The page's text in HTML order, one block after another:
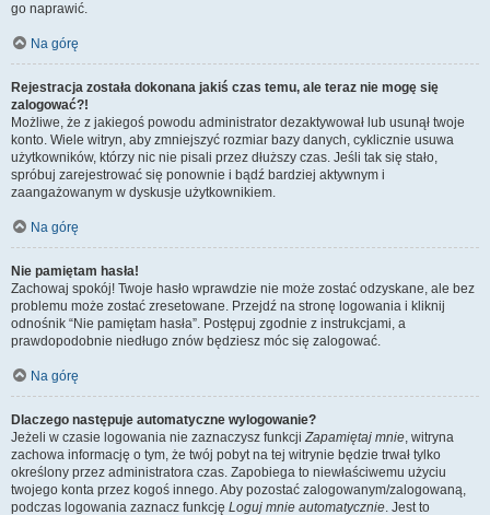
go naprawić.
Na górę
Rejestracja została dokonana jakiś czas temu, ale teraz nie mogę się
zalogować?!
Możliwe, że z jakiegoś powodu administrator dezaktywował lub usunął twoje
konto. Wiele witryn, aby zmniejszyć rozmiar bazy danych, cyklicznie usuwa
użytkowników, którzy nic nie pisali przez dłuższy czas. Jeśli tak się stało,
spróbuj zarejestrować się ponownie i bądź bardziej aktywnym i
zaangażowanym w dyskusje użytkownikiem.
Na górę
Nie pamiętam hasła!
Zachowaj spokój! Twoje hasło wprawdzie nie może zostać odzyskane, ale bez
problemu może zostać zresetowane. Przejdź na stronę logowania i kliknij
odnośnik “Nie pamiętam hasła”. Postępuj zgodnie z instrukcjami, a
prawdopodobnie niedługo znów będziesz móc się zalogować.
Na górę
Dlaczego następuje automatyczne wylogowanie?
Jeżeli w czasie logowania nie zaznaczysz funkcjiZapamiętaj mnie, witryna
zachowa informację o tym, że twój pobyt na tej witrynie będzie trwał tylko
określony przez administratora czas. Zapobiega to niewłaściwemu użyciu
twojego konta przez kogoś innego. Aby pozostać zalogowanym/zalogowaną,
podczas logowania zaznacz funkcję Loguj mnie automatycznie. Jest to